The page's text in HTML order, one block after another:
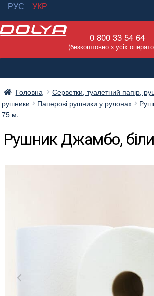
РУС
УКР
Перейти
навігації
Перейти
вмісту
0 800 33 54 64
(безкоштовно з усіх
Головна Серветки, туалетний папір,
рушники
Паперові рушники у рулонах
75 м.
Рушник Джамбо,